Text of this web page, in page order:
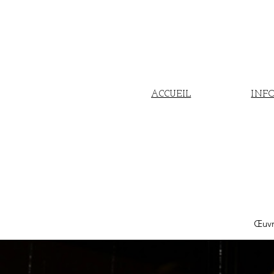
ACCUEIL